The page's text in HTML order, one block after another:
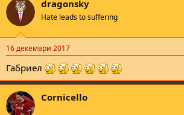
dragonsky
Hate leads to suffering
16 декември 2017
Габриел
Cornicello